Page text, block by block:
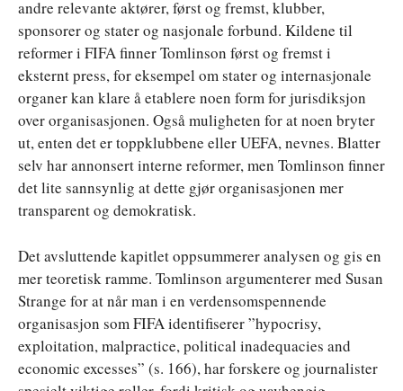
andre relevante aktører, først og fremst, klubber,
sponsorer og stater og nasjonale forbund. Kildene til
reformer i FIFA finner Tomlinson først og fremst i
eksternt press, for eksempel om stater og internasjonale
organer kan klare å etablere noen form for jurisdiksjon
over organisasjonen. Også muligheten for at noen bryter
ut, enten det er toppklubbene eller UEFA, nevnes. Blatter
selv har annonsert interne reformer, men Tomlinson finner
det lite sannsynlig at dette gjør organisasjonen mer
transparent og demokratisk.
Det avsluttende kapitlet oppsummerer analysen og gis en
mer teoretisk ramme. Tomlinson argumenterer med Susan
Strange for at når man i en verdensomspennende
organisasjon som FIFA identifiserer ”hypocrisy,
exploitation, malpractice, political inadequacies and
economic excesses” (s. 166), har forskere og journalister